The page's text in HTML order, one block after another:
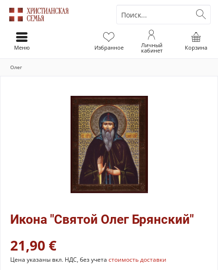
Корзина
Избранное Личный
кабинет
Меню
Олег
Икона "Святой Олег Брянский"
21,90 €
Цена указаны вкл. НДС, без учета стоимость доставки